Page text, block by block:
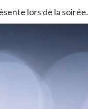
lors de la soirée.